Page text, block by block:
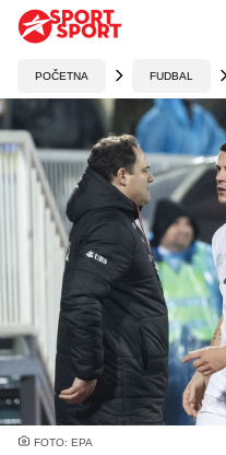
POČETNA FUDBAL
FOTO: EPA